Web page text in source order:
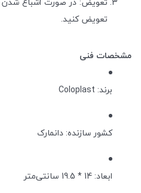
تعویض کنید.
مشخصات فنی
برند: Coloplast
کشور سازنده: دانمارک
ابعاد: 14 * 19.5 سانتی‌متر